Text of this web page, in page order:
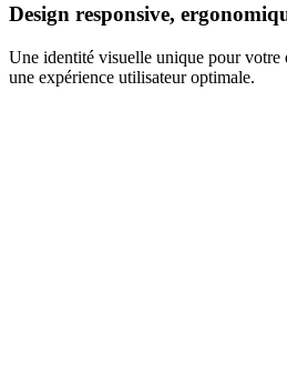
Design responsive,
Une identité visuelle unique pour votre
une expérience utilisateur optimale.